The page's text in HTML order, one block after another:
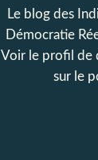
Le blog des
Démocratie
Voir le profil de
sur le